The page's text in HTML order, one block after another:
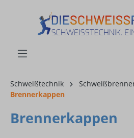
Schweißtechnik
Brennerkappen
Brennerkappen